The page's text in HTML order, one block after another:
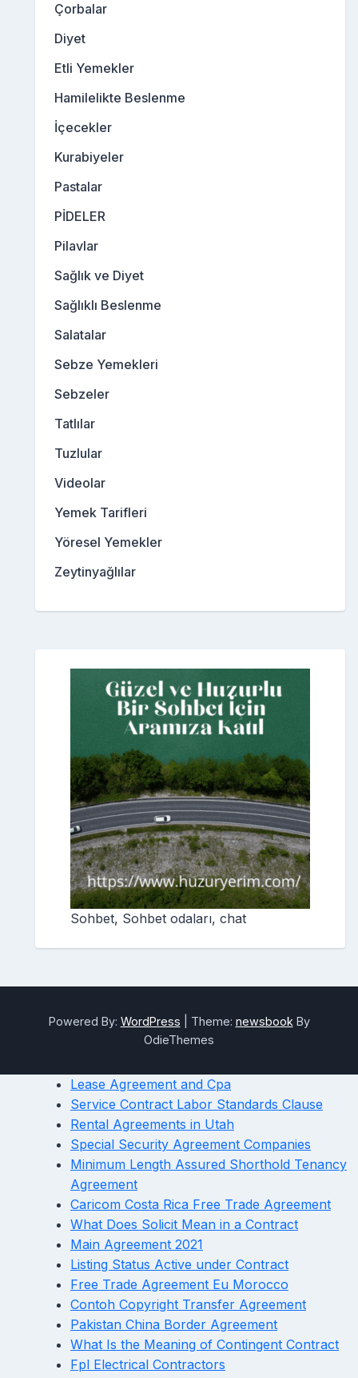
Çorbalar
Diyet
Etli Yemekler
Hamilelikte Beslenme
İçecekler
Kurabiyeler
Pastalar
PİDELER
Pilavlar
Sağlık ve Diyet
Sağlıklı Beslenme
Salatalar
Sebze Yemekleri
Sebzeler
Tatlılar
Tuzlular
Videolar
Yemek Tarifleri
Yöresel Yemekler
Zeytinyağlılar
Sohbet, Sohbet odaları, chat
Powered By: WordPress Theme: newsbook By
OdieThemes
Lease Agreement and Cpa
Service Contract Labor Standards Clause
Rental Agreements in Utah
Special Security Agreement Companies
Minimum Length Assured Shorthold Tenancy
Agreement
Caricom Costa Rica Free Trade Agreement
What Does Solicit Mean in a Contract
Main Agreement 2021
Listing Status Active under Contract
Free Trade Agreement Eu Morocco
Contoh Copyright Transfer Agreement
Pakistan China Border Agreement
What Is the Meaning of Contingent Contract
Fpl Electrical Contractors